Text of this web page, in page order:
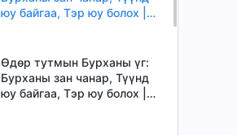
юу байгаа, Тэр юу болох |
Өдөр тутмын Бурханы үг:
Бурханы зан чанар, Түүнд
юу байгаа, Тэр юу болох |